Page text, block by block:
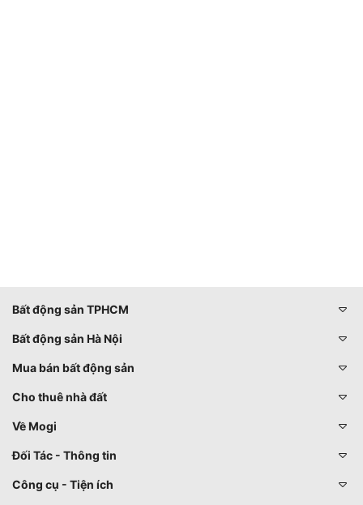
Bất động sản TPHCM
Bất động sản Hà Nội
Mua bán bất động sản
Cho thuê nhà đất
Về Mogi
Đối Tác - Thông tin
Công cụ - Tiện ích